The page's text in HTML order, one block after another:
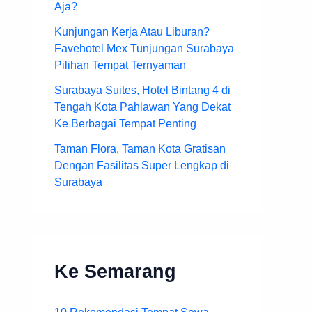
Aja?
Kunjungan Kerja Atau Liburan?
Favehotel Mex Tunjungan Surabaya
Pilihan Tempat Ternyaman
Surabaya Suites, Hotel Bintang 4 di
Tengah Kota Pahlawan Yang Dekat
Ke Berbagai Tempat Penting
Taman Flora, Taman Kota Gratisan
Dengan Fasilitas Super Lengkap di
Surabaya
Ke Semarang